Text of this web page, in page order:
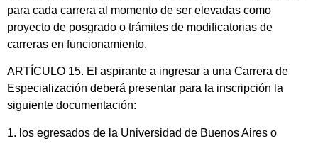
para cada carrera al momento de ser elevadas como
proyecto de posgrado o trámites de modificatorias de
carreras en funcionamiento.
ARTÍCULO 15. El aspirante a ingresar a una Carrera de
Especialización deberá presentar para la inscripción la
siguiente documentación:
1. los egresados de la Universidad de Buenos Aires o